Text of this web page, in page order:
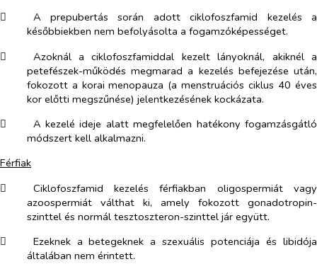
​
A prepubertás során adott ciklofoszfamid kezelés a
későbbiekben nem befolyásolta a fogamzóképességet.
​
Azoknál a ciklofoszfamiddal kezelt lányoknál, akiknél a
petefészek-működés megmarad a kezelés befejezése után,
fokozott a korai menopauza (a menstruációs ciklus 40 éves
kor előtti megszűnése) jelentkezésének kockázata.
​
A kezelé ideje alatt megfelelően hatékony fogamzásgátló
módszert kell alkalmazni.
Férfiak
​
Ciklofoszfamid kezelés férfiakban oligospermiát vagy
azoospermiát válthat ki, amely fokozott gonadotropin-
szinttel és normál tesztoszteron-szinttel jár együtt.
​
Ezeknek a betegeknek a szexuális potenciája és libidója
általában nem érintett.